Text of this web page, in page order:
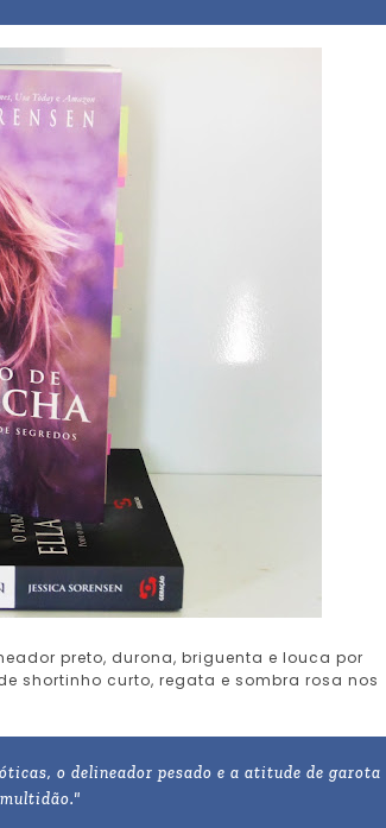
preto, durona, briguenta e louca por
shortinho curto, regata e sombra rosa nos
o delineador pesado e a atitude de garota